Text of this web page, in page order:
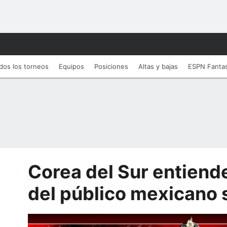
los torneos Equipos Posiciones Altas y bajas ESPN
Corea del Sur
del público mexicano